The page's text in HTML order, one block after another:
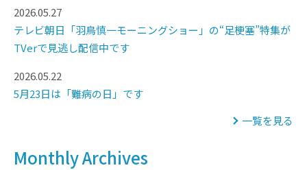
2026.05.27
テレビ朝日「羽鳥慎一モーニングショー」の“足梗塞”特集が
TVerで見逃し配信中です
2026.05.22
5月23日は「難病の日」です
一覧を見る
Monthly Archives